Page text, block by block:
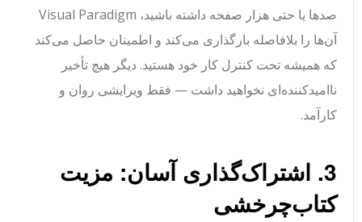
صدها یا حتی هزار صفحه داشته باشید، Visual Paradigm
آن‌ها را بلافاصله بارگذاری می‌کند و اطمینان حاصل می‌کند
که همیشه تحت کنترل کار خود هستید. دیگر هیچ تأخیر
ناامیدکننده‌ای نخواهید داشت — فقط ویرایشی روان و
کارآمد.
3. اشتراک‌گذاری آسان: مزیت
کتاب‌چرخشی